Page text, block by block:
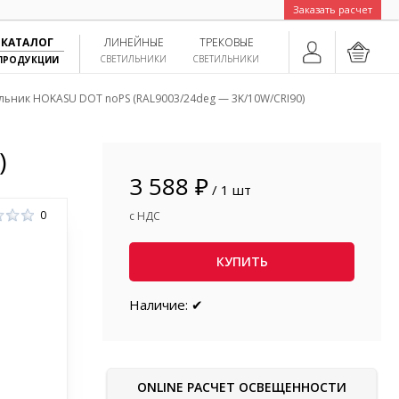
Заказать расчет
ТРЕКОВЫЕ
СВЕТИЛЬНИКИ
ЛИНЕЙНЫЕ
СВЕТИЛЬНИКИ
КАТАЛОГ
HOKASU DOT noPS (RAL9003/24deg — 3K/10W/CRI90)
0
3 588 ₽ / 1 шт
с НДС
КУПИТЬ
Наличие: ✔
ONLINE РАСЧЕТ ОСВЕЩЕННОСТИ